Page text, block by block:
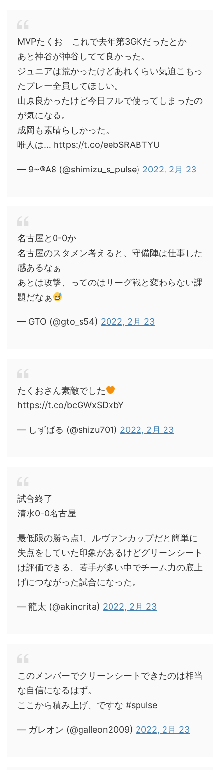
MVPたくお これで去年第3GKだったとか
あと神谷が神谷してて良かった。
ジュニアは荒かったけどあれくらい気迫こもっ
たプレー全員してほしい。
山原良かったけど今日フルで使ってしまったの
が気になる。
成岡も素晴らしかった。
唯人は… https://t.co/eebSRABTYU
— 9~®︎A8 (@shimizu_s_pulse) 2022, 2月 23
名古屋と0-0か
名古屋のスタメン考えると、守備陣は仕事した
感あるなぁ
あとは攻撃、ってのはリーグ戦と変わらない課
題だなぁ
— GTO (@gto_s54) 2022, 2月 23
たくおさん素敵でした
https://t.co/bcGWxSDxbY
— しずぱる (@shizu701) 2022, 2月 23
試合終了
清水0-0名古屋
最低限の勝ち点1、ルヴァンカップだと簡単に
失点をしていた印象があるけどグリーンシート
は評価できる。若手が多い中でチーム力の底上
げにつながった試合になった。
— 龍太 (@akinorita) 2022, 2月 23
このメンバーでクリーンシートできたのは相当
な自信になるはず。
ここから積み上げ、ですな #spulse
— ガレオン (@galleon2009) 2022, 2月 23